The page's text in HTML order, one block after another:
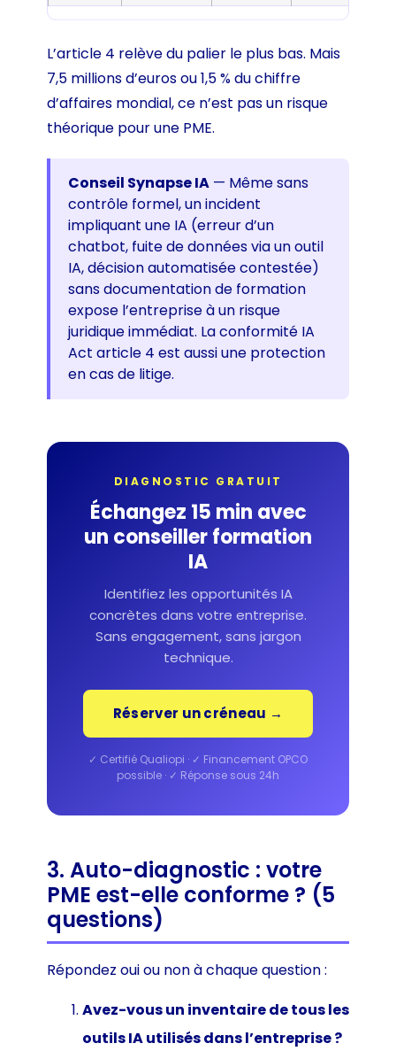
L’article 4 relève du palier le plus bas. Mais
7,5 millions d’euros ou 1,5 % du chiffre
d’affaires mondial, ce n’est pas un risque
théorique pour une PME.
Conseil Synapse IA— Même sans
contrôle formel, un incident
impliquant une IA (erreur d’un
chatbot, fuite de données via un outil
IA, décision automatisée contestée)
sans documentation de formation
expose l’entreprise à un risque
juridique immédiat. La conformité IA
Act article 4 est aussi une protection
en cas de litige.
DIAGNOSTIC GRATUIT
Échangez 15 min avec
un conseiller formation
IA
Identifiez les opportunités IA
concrètes dans votre entreprise.
Sans engagement, sans jargon
technique.
Réserver un créneau →
✓ Certifié Qualiopi · ✓ Financement OPCO
possible · ✓ Réponse sous 24h
3. Auto-diagnostic : votre
PME est-elle conforme ? (5
questions)
Répondez oui ou non à chaque question :
Avez-vous un inventaire de tous les
outils IA utilisés dans l’entreprise ?